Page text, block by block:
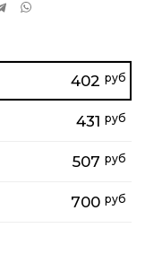
402 руб
431 руб
507 руб
700 руб